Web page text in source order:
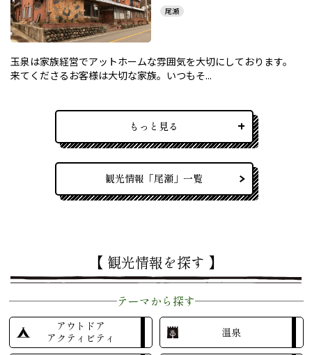
尾瀬
玉泉は家族経営でアットホームな雰囲気を大切にしております。
来てくださるお客様は大切な家族。いつもそ...
もっと見る
観光情報「尾瀬」一覧
【 観光情報を探す 】
テーマから探す
アウトドア
アクティビティ
温泉